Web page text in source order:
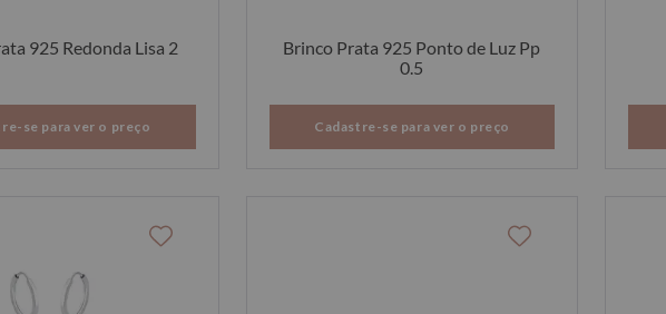
Argola Prata 925 Redonda Lisa 2
se para ver o preço
Brinco Prata 925 Ponto de Luz Pp
0.5
Cadastre-se para ver o preço